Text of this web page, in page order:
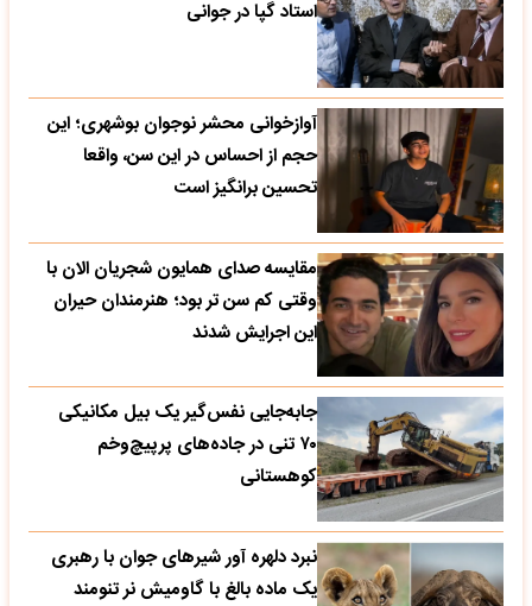
استاد گپا در جوانی
آوازخوانی محشر نوجوان بوشهری؛ این
حجم از احساس در این سن، واقعا
تحسین‌ برانگیز است
مقایسه صدای همایون شجریان الان با
وقتی کم سن تر بود؛ هنرمندان حیران
این اجرایش شدند
جابه‌جایی نفس‌گیر یک بیل مکانیکی
۷۰ تنی در جاده‌های پرپیچ‌وخم
کوهستانی
نبرد دلهره آور شیرهای جوان با رهبری
یک ماده بالغ با گاومیش نر تنومند